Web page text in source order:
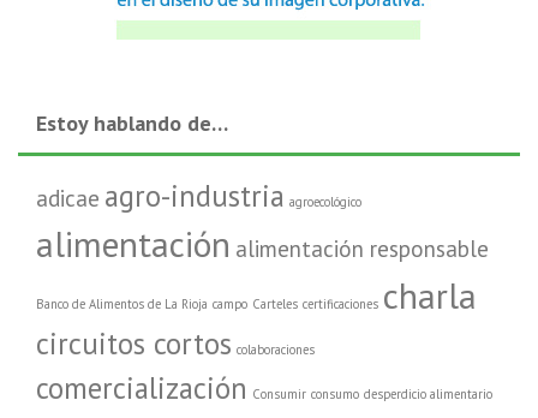
Estoy hablando de…
adicae agro-industria agroecológico
alimentación alimentación responsable
Banco de Alimentos de La Rioja campo Carteles certificaciones charla
circuitos cortos colaboraciones
comercialización Consumir consumo desperdicio alimentario